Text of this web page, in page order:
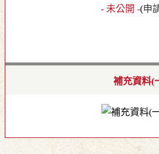
- 未公開 -(申
補充資料(